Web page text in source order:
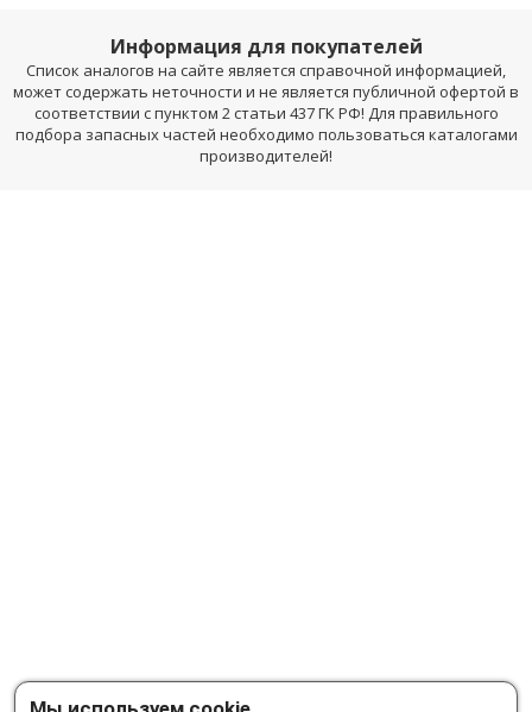
Информация для покупателей
Список аналогов на сайте является справочной информацией,
может содержать неточности и не является публичной офертой в
соответствии с пунктом 2 статьи 437 ГК РФ! Для правильного
подбора запасных частей необходимо пользоваться каталогами
производителей!